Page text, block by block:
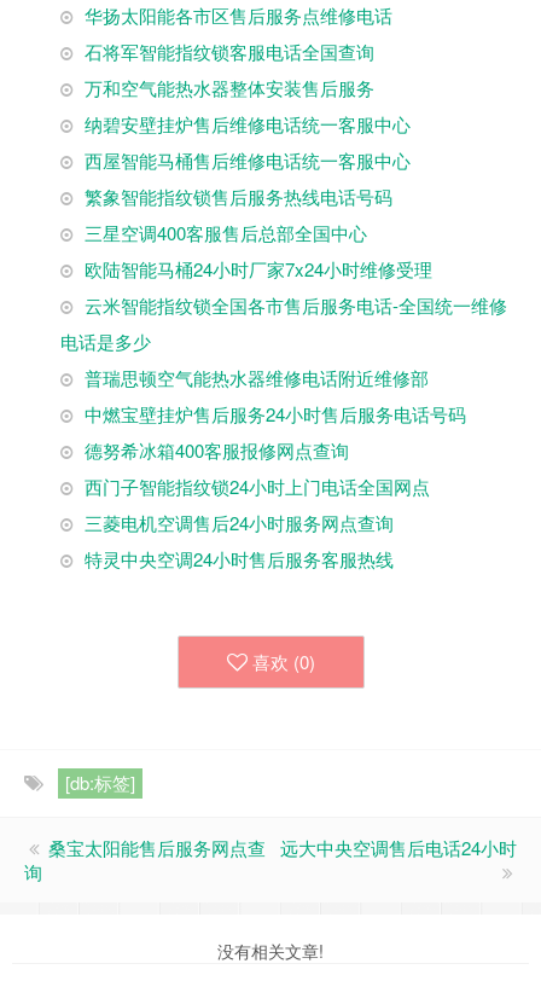
华扬太阳能各市区售后服务点维修电话
石将军智能指纹锁客服电话全国查询
万和空气能热水器整体安装售后服务
纳碧安壁挂炉售后维修电话统一客服中心
西屋智能马桶售后维修电话统一客服中心
繁象智能指纹锁售后服务热线电话号码
三星空调400客服售后总部全国中心
欧陆智能马桶24小时厂家7x24小时维修受理
云米智能指纹锁全国各市售后服务电话-全国统一维修
电话是多少
普瑞思顿空气能热水器维修电话附近维修部
中燃宝壁挂炉售后服务24小时售后服务电话号码
德努希冰箱400客服报修网点查询
西门子智能指纹锁24小时上门电话全国网点
三菱电机空调售后24小时服务网点查询
特灵中央空调24小时售后服务客服热线
喜欢 (0)
[db:标签]
桑宝太阳能售后服务网点查
询
远大中央空调售后电话24小时
没有相关文章!